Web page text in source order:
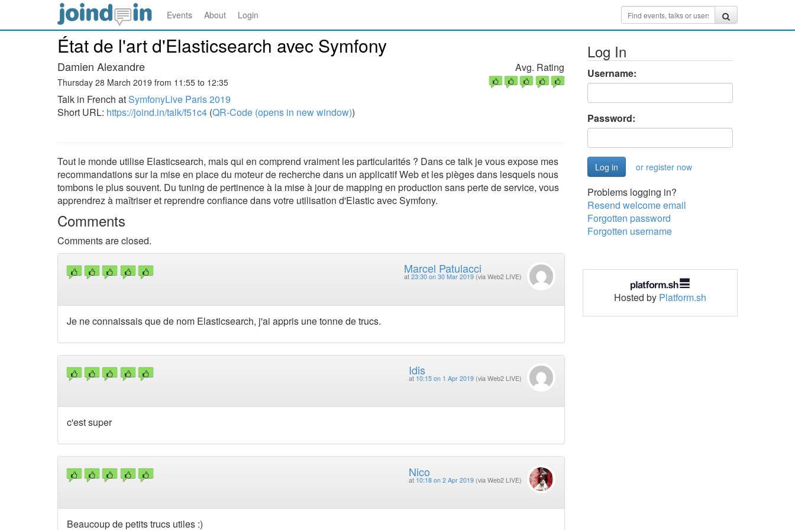
Events About Login
État de l'art d'Elasticsearch avec Symfony
Damien Alexandre
Thursday 28 March 2019 from 11:55 to 12:35
Talk in French atSymfonyLive Paris 2019
Short URL: https://joind.in/talk/f51c4 (QR-Code (opens in new window))
Avg. Rating
Tout le monde utilise Elasticsearch, mais qui en comprend vraiment les particularités ? Dans ce talk je vous expose mes
recommandations sur la mise en place du moteur de recherche dans un applicatif Web et les pièges dans lesquels nous
tombons le plus souvent. Du tuning de pertinence à la mise à jour de mapping en production sans perte de service, vous
apprendrez à maîtriser et reprendre confiance dans votre utilisation d'Elastic avec Symfony.
Comments
Comments are closed.
Marcel Patulacci
at 23:30 on 30 Mar 2019 (via Web2 LIVE)
Je ne connaissais que de nom Elasticsearch, j'ai appris une tonne de trucs.
Idis
at 10:15 on 1 Apr 2019 (via Web2 LIVE)
c'est super
Nico
at 10:18 on 2 Apr 2019 (via Web2 LIVE)
Beaucoup de petits trucs utiles :)
Log In
Username:
Password:
or register now
Problems logging in?
Resend welcome email
Forgotten password
Forgotten username
Hosted by Platform.sh